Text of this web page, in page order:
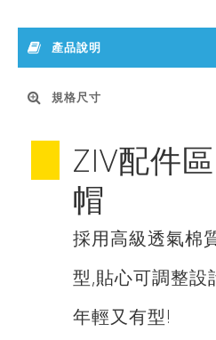
產品說明
規格尺寸
ZIV配件
帽
採用高級透氣棉
型,貼心可調整設
年輕又有型!